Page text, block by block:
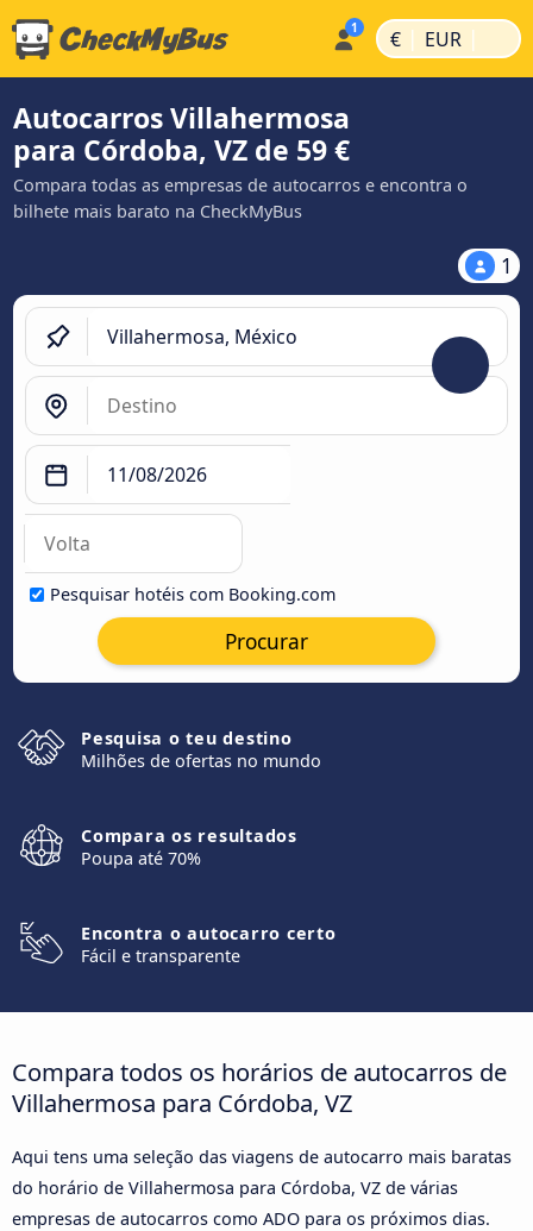
€ | EUR |
Autocarros Villahermosa
para Córdoba, VZ de 59 €
Compara todas as empresas de autocarros e encontra o
bilhete mais barato na CheckMyBus
1
Pesquisar hotéis com Booking.com
Procurar
Pesquisa o teu destino
Milhões de ofertas no mundo
Compara os resultados
Poupa até 70%
Encontra o autocarro certo
Fácil e transparente
Compara todos os horários de autocarros de
Villahermosa para Córdoba, VZ
Aqui tens uma seleção das viagens de autocarro mais baratas
do horário de Villahermosa para Córdoba, VZ de várias
empresas de autocarros como ADO para os próximos dias.